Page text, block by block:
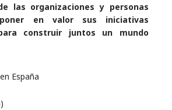
las organizaciones y personas
en valor sus iniciativas
construir juntos un mundo
España